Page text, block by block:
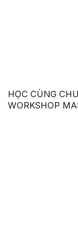
HỌC CÙNG
WORKSHOP